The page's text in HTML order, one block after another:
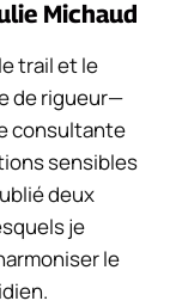
Michaud
trail et le
de rigueur—
consultante
sensibles
deux
je
le